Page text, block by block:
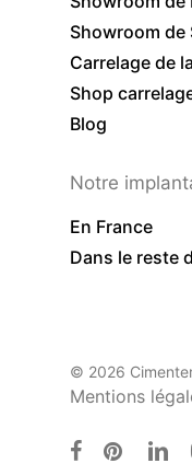
Showroom de
Carrelage de
Shop
Blog
Notre
En France
Dans le reste
© 2026
Mentions
facebookpinterest